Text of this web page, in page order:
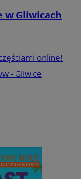
w Gliwicach
online!
- Gliwice